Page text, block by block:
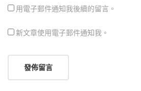
用電子郵件通知我後續的留言。
新文章使用電子郵件通知我。